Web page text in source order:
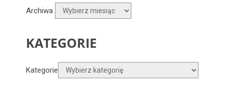
Archiwa
KATEGORIE
Kategorie